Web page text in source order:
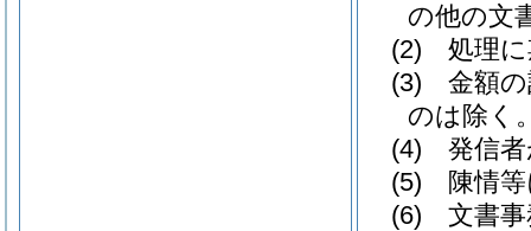
の他の文
(2)
処理
(3)
金額
のは除く
(4)
発信
(5)
陳情
(6)
文書